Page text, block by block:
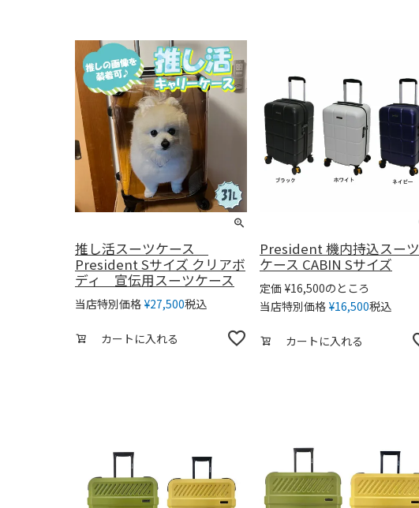
推し活スーツケース
President Sサイズ クリアボ
ディ 宣伝用スーツケース
当店特別価格 ¥27,500税込
カートに入れる
President 機内持込スーツ
ケース CABIN Sサイズ
定価 ¥16,500のところ
当店特別価格 ¥16,500税込
カートに入れる